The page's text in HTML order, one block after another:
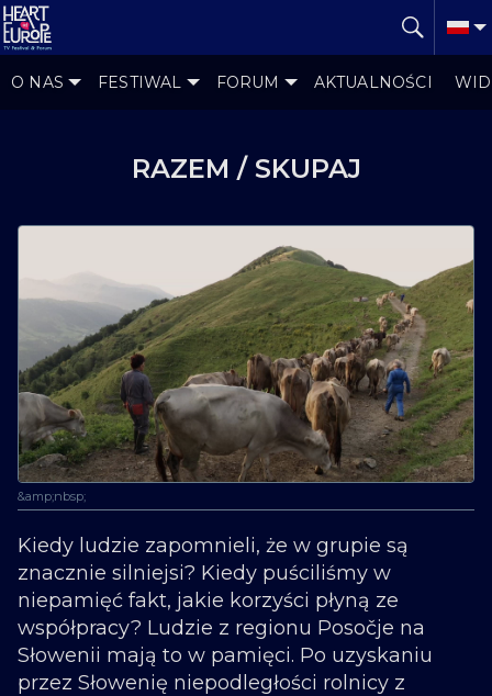
O NAS FESTIWAL FORUM AKTUALNOŚCI
RAZEM / SKUPAJ
&amp;nbsp;
Kiedy ludzie zapomnieli, że w grupie są
znacznie silniejsi? Kiedy puściliśmy w
niepamięć fakt, jakie korzyści płyną ze
współpracy? Ludzie z regionu Posočje na
Słowenii mają to w pamięci. Po uzyskaniu
przez Słowenię niepodległości rolnicy z